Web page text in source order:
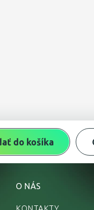
do košíka
O NÁS